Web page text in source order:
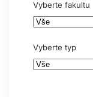
Vyberte fakultu
Vyberte typ